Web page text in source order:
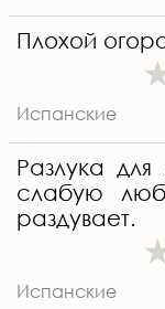
Плохой
Испанские
Разлука
слабую
раздувает.
Испанские